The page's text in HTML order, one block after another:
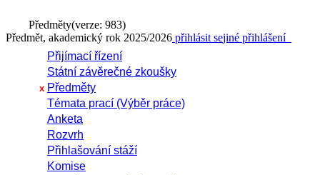
Předměty(verze: 983)
Předmět, akademický rok 2025/2026 přihlásit sejiné přihlášení
Přijímací řízení
Státní závěrečné zkoušky
x Předměty
Témata prací (Výběr práce)
Anketa
Rozvrh
Přihlašování stáží
Komise